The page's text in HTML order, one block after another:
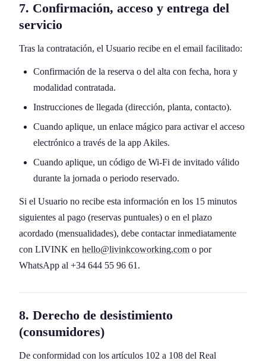
7. Confirmación, acceso y entrega del
servicio
Tras la contratación, el Usuario recibe en el email facilitado:
Confirmación de la reserva o del alta con fecha, hora y
modalidad contratada.
Instrucciones de llegada (dirección, planta, contacto).
Cuando aplique, un enlace mágico para activar el acceso
electrónico a través de la app Akiles.
Cuando aplique, un código de Wi-Fi de invitado válido
durante la jornada o periodo reservado.
Si el Usuario no recibe esta información en los 15 minutos
siguientes al pago (reservas puntuales) o en el plazo
acordado (mensualidades), debe contactar inmediatamente
con LIVINK en hello@livinkcoworking.com o por
WhatsApp al +34 644 55 96 61.
8. Derecho de desistimiento
(consumidores)
De conformidad con los artículos 102 a 108 del Real